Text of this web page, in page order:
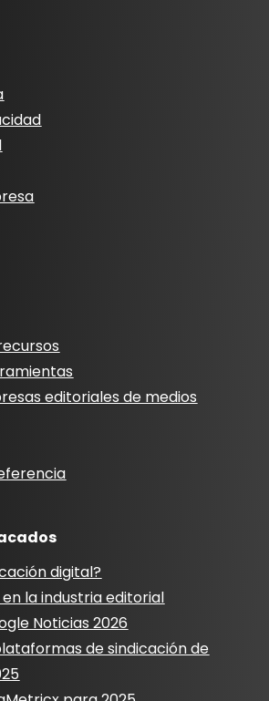
editoriales de medios
digital?
la industria editorial
Noticias 2026
de sindicación de